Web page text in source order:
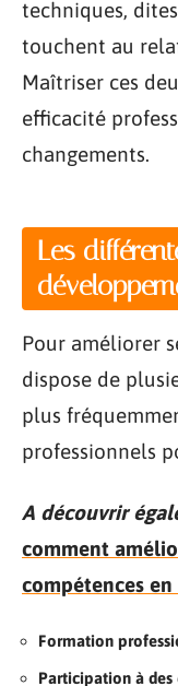
techniques,
touchent au
Maîtriser ces
efficacité
changements.
Les
Pour améliorer
dispose de
plus
professionnels
A découvrir
comment
compétences en
Formation
Participation à des